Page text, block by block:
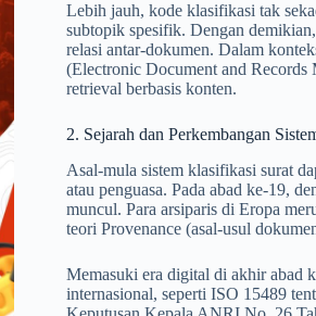
Lebih jauh, kode klasifikasi tak
subtopik spesifik. Dengan
relasi antar-dokumen. Dalam
(Electronic Document and Records
retrieval berbasis konten.
2. Sejarah dan Perkembangan
Asal-mula sistem klasifikasi surat
atau penguasa. Pada abad ke‑19,
muncul. Para arsiparis di Eropa
teori Provenance (asal-usul
Memasuki era digital di akhir abad
internasional, seperti ISO 15489